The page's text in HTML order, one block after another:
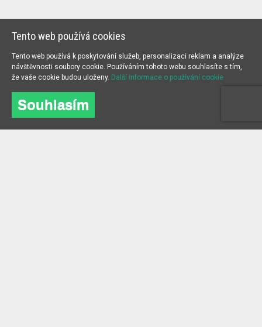
Tento web používá cookies
Tento web používá k poskytování služeb, personalizaci reklam a analýze
návštěvnosti soubory cookie. Používáním tohoto webu souhlasíte s tím,
že vaše cookie budou uloženy. Další informace o používání cookie
Souhlasím